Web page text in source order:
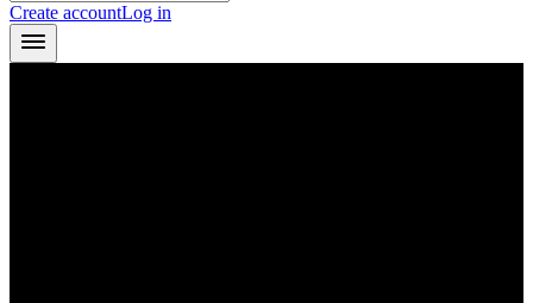
Create accountLog in